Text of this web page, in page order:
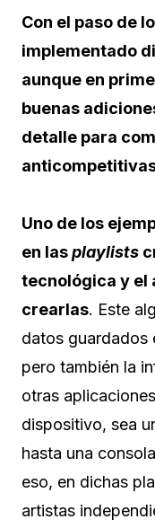
Con el paso de
implementado
aunque en
buenas
detalle para
Uno de los
en lasplaylists
tecnológica y el
crearlas. Este
datos guardados
pero también la
otras
dispositivo, sea
hasta una
eso, en dichas
artistas